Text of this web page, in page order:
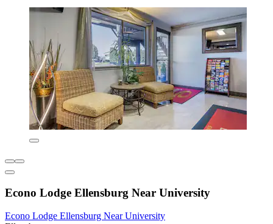
Econo Lodge Ellensburg Near University
Econo Lodge Ellensburg Near University